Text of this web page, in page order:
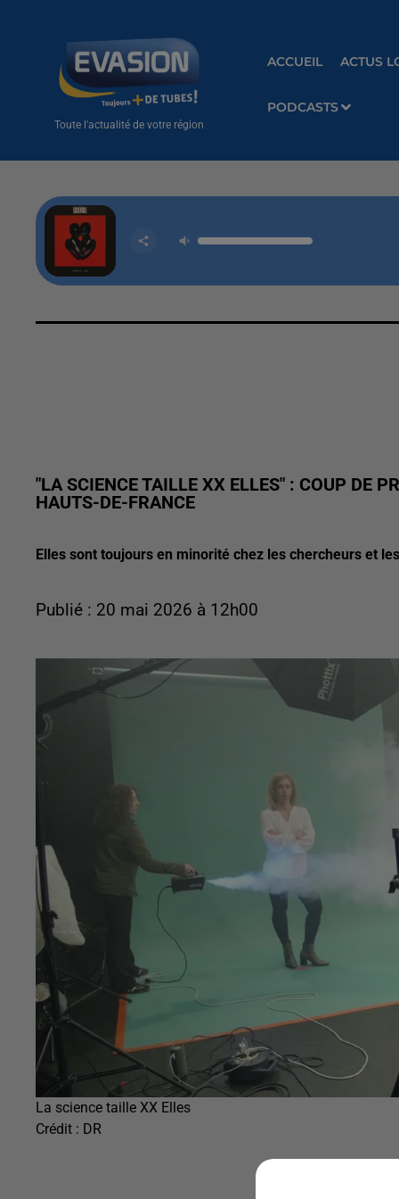
Toute l'actualité de votre région
ACCUEIL ACTUS
PODCASTS
"LA SCIENCE TAILLE XX ELLES" : COUP DE
HAUTS-DE-FRANCE
Elles sont toujours en minorité chez les chercheurs et
Publié : 20 mai 2026 à 12h00
La science taille XX Elles
Crédit : DR